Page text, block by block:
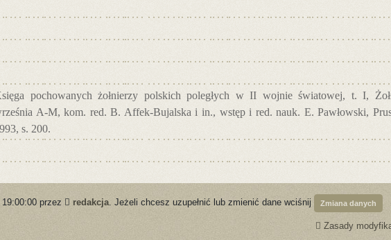
pochowanych żołnierzy polskich poległych w II wojnie światowej, t. I,
A-M, kom. red. B. Affek-Bujalska i in., wstęp i red. nauk. E. Pawłowski,
s. 200.
przez redakcja. Jeżeli chcesz uzupełnić lub zmienić dane wciśnij Zmiana danych
Zasady